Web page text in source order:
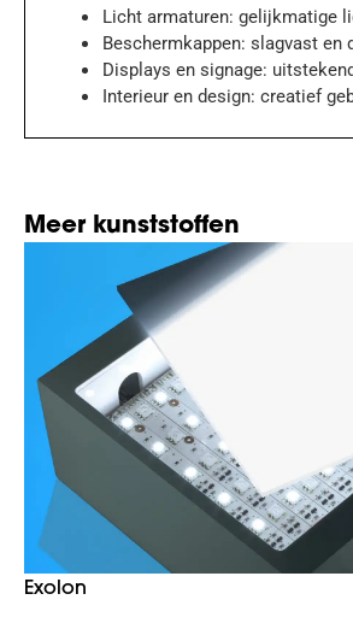
Licht armaturen: gelijkmatige
Beschermkappen: slagvast en
Displays en signage:
Interieur en design: creatief
Meer kunststoffen
Exolon